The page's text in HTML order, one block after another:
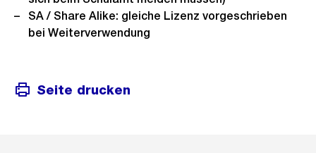
SA / Share Alike: gleiche Lizenz vorgeschrieben
bei Weiterverwendung
Seite drucken